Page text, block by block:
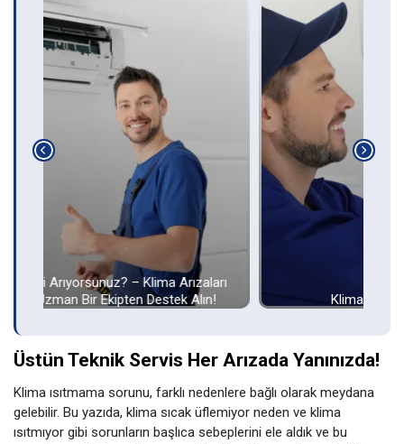
Klima Sıcak Üflemiyor Neden?
Üstün Teknik Servis Her Arızada Yanınızda!
Klima ısıtmama sorunu, farklı nedenlere bağlı olarak meydana
gelebilir. Bu yazıda, klima sıcak üflemiyor neden ve klima
ısıtmıyor gibi sorunların başlıca sebeplerini ele aldık ve bu